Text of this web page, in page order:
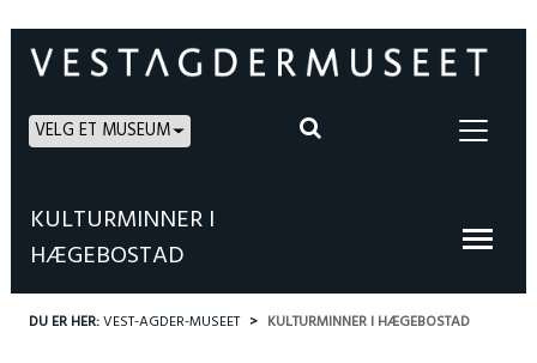
VELG ET MUSEUM
KULTURMINNER I
HÆGEBOSTAD
DU ER HER:VEST-AGDER-MUSEET KULTURMINNER I HÆGEBOSTAD